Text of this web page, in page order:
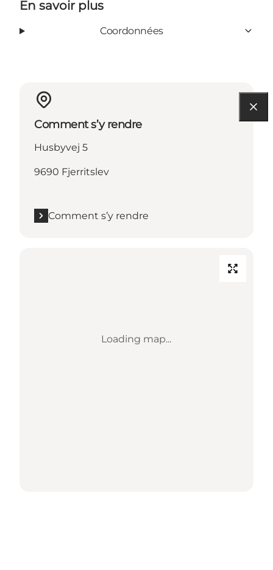
En savoir plus
Coordonnées
Comment s’y rendre
Husbyvej 5
9690 Fjerritslev
Comment s’y rendre
Loading map...